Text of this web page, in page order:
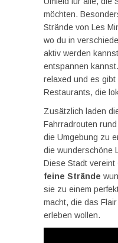
möchten.
Strände von Les
wo du in
aktiv werden
entspannen
relaxed und es gibt
Restaurants, die
Zusätzlich laden
Fahrradrouten
die Umgebung zu
die wunderschöne
Diese Stadt vereint
feine Strände
sie zu einem
macht, die das
erleben wollen.